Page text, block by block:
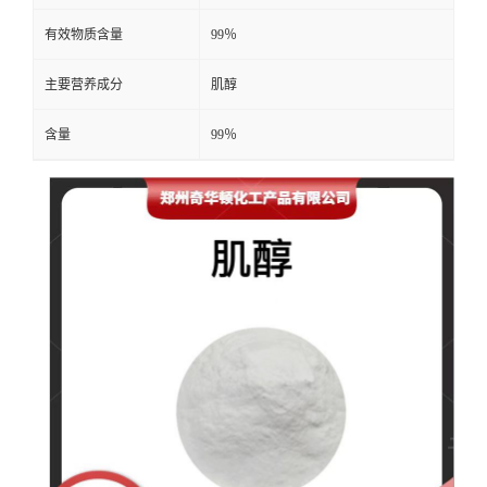
有效物质含量 99％
主要营养成分 肌醇
含量 99％